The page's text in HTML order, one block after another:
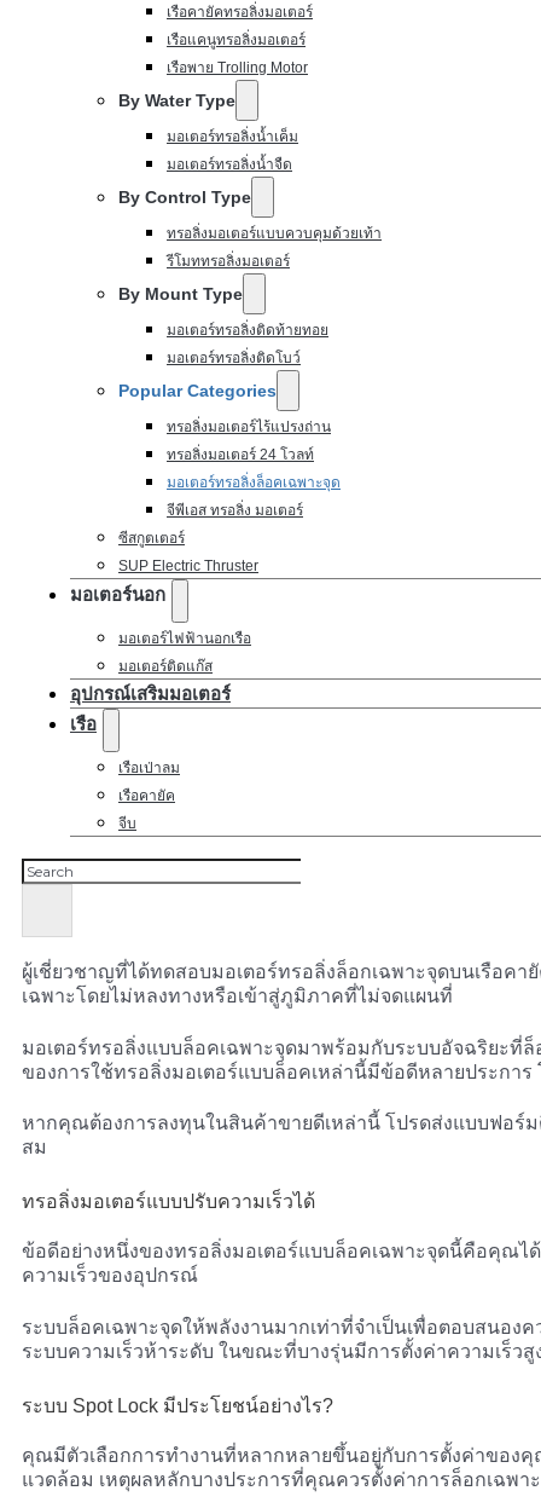
เรือคายัคทรอลิ่งมอเตอร์
เรือแคนูทรอลิ่งมอเตอร์
เรือพาย Trolling Motor
By Water Type
มอเตอร์ทรอลิ่งน้ำเค็ม
มอเตอร์ทรอลิ่งน้ำจืด
By Control Type
ทรอลิ่งมอเตอร์แบบควบคุมด้วยเท้า
รีโมททรอลิ่งมอเตอร์
By Mount Type
มอเตอร์ทรอลิ่งติดท้ายทอย
มอเตอร์ทรอลิ่งติดโบว์
Popular Categories
ทรอลิ่งมอเตอร์ไร้แปรงถ่าน
ทรอลิ่งมอเตอร์ 24 โวลท์
มอเตอร์ทรอลิ่งล็อคเฉพาะจุด
จีพีเอส ทรอลิ่ง มอเตอร์
ซีสกูตเตอร์
SUP Electric Thruster
มอเตอร์นอก
มอเตอร์ไฟฟ้านอกเรือ
มอเตอร์ติดแก๊ส
อุปกรณ์เสริมมอเตอร์
เรือ
เรือเป่าลม
เรือคายัค
จีบ
ค้นหา
ผู้เชี่ยวชาญที่ได้ทดสอบมอเตอร์ทรอลิ่งล็อกเฉพาะจุดบนเรือค
เฉพาะโดยไม่หลงทางหรือเข้าสู่ภูมิภาคที่ไม่จดแผนที่
มอเตอร์ทรอลิ่งแบบล็อคเฉพาะจุดมาพร้อมกับระบบอัจฉริยะที่
ของการใช้ทรอลิ่งมอเตอร์แบบล็อคเหล่านี้มีข้อดีหลายประก
หากคุณต้องการลงทุนในสินค้าขายดีเหล่านี้ โปรดส่งแบบฟอร์
สม
ทรอลิ่งมอเตอร์แบบปรับความเร็วได้
ข้อดีอย่างหนึ่งของทรอลิ่งมอเตอร์แบบล็อคเฉพาะจุดนี้คือคุณ
ความเร็วของอุปกรณ์
ระบบล็อคเฉพาะจุดให้พลังงานมากเท่าที่จำเป็นเพื่อตอบสนอ
ระบบความเร็วห้าระดับ ในขณะที่บางรุ่นมีการตั้งค่าความเร็ว
ระบบ Spot Lock มีประโยชน์อย่างไร?
คุณมีตัวเลือกการทำงานที่หลากหลายขึ้นอยู่กับการตั้งค่าของ
แวดล้อม เหตุผลหลักบางประการที่คุณควรตั้งค่าการล็อกเฉพา